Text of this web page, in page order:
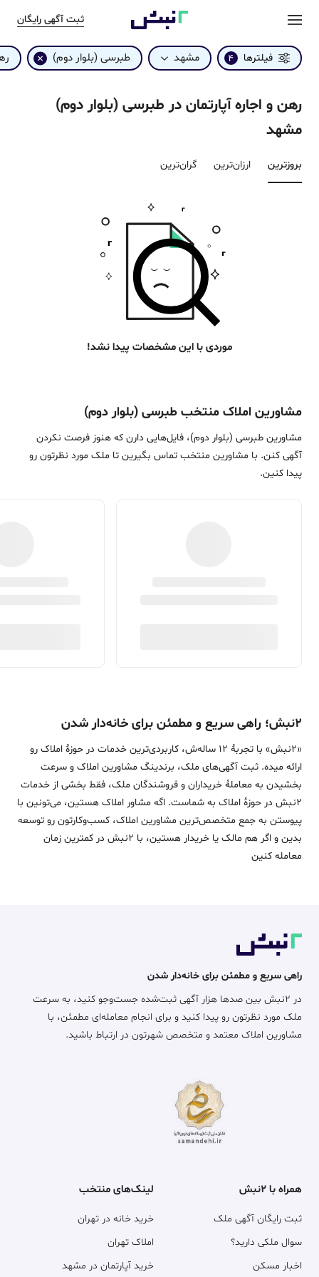
ثبت آگهی رایگان
فیلترها 4 مشهد طبرسی (بلوار دوم)
رهن و اجاره آپارتمان در طبرسی (بلوار دوم)
مشهد
بروزترین‌ ارزان‌ترین گران‌ترین
موردی با این مشخصات پیدا نشد!
مشاورین املاک منتخب طبرسی (بلوار دوم)
مشاورین طبرسی (بلوار دوم)، فایل‌هایی دارن که هنوز فرصت نکردن
آگهی کنن. با مشاورین منتخب تماس بگیرین تا ملک مورد نظرتون رو
پیدا کنین.
۲نبش؛ راهی سریع و مطمئن برای خانه‌دار شدن
«2نبش» با تجربۀ 12 ساله‌ش، کاربردی‌ترین خدمات در حوزۀ املاک رو
ارائه میده. ثبت آگهی‌های ملک، برندینگ مشاورین املاک و سرعت
بخشیدن به معاملۀ خریداران و فروشندگان ملک، فقط بخشی از خدمات
2نبش در حوزۀ املاک به شماست. اگه مشاور املاک هستین، می‌تونین با
پیوستن به جمع متخصص‌ترین مشاورین املاک، کسب‌وکارتون رو توسعه
بدین و اگر هم مالک یا خریدار هستین، با 2نبش در کمترین زمان
معامله‌ کنین
راهی سریع و مطمئن برای خانه‌دار شدن
در ۲نبش بین صدها هزار آگهی ثبت‌شده جست‌وجو کنید، به سرعت
ملک مورد نظرتون رو پیدا کنید و برای انجام معامله‌ای مطمئن، با
مشاورین املاک معتمد و متخصص شهرتون در ارتباط باشید.
همراه با ۲نبش
ثبت رایگان آگهی ملک
سوال ملکی دارید؟
اخبار مسکن
لینک‌های منتخب
خرید خانه در تهران
املاک تهران
خرید آپارتمان در مشهد